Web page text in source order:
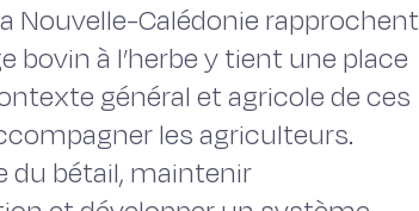
Nouvelle-Calédonie rapprochent
bovin à l’herbe y tient une place
général et agricole de ces
les agriculteurs.
du bétail, maintenir